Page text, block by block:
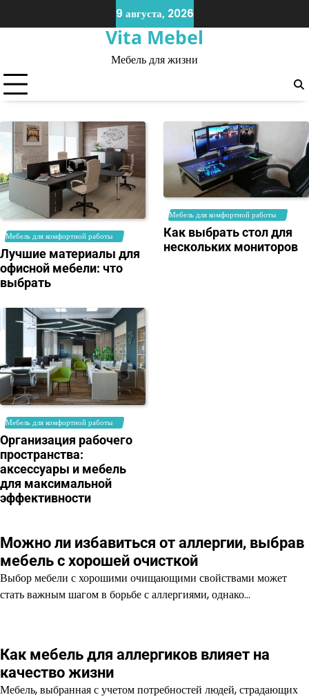
to
9 августа, 2026
Vita Mebel
Мебель для жизни
Мебель для комфортной работы
Лучшие материалы для
офисной мебели: что
выбрать
Мебель для комфортной работы
Как выбрать стол для
нескольких мониторов
Мебель для комфортной работы
Организация рабочего
пространства:
аксессуары и мебель
для максимальной
эффективности
Можно ли избавиться от аллергии, выбрав
мебель с хорошей очисткой
Выбор мебели с хорошими очищающими свойствами может
стать важным шагом в борьбе с аллергиями, однако…
Как мебель для аллергиков влияет на
качество жизни
Мебель, выбранная с учетом потребностей людей, страдающих